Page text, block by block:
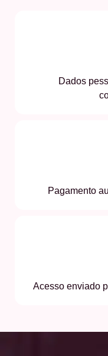
Dados
Pagamento
Acesso enviado